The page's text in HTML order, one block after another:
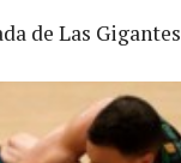
de Las Gigantes